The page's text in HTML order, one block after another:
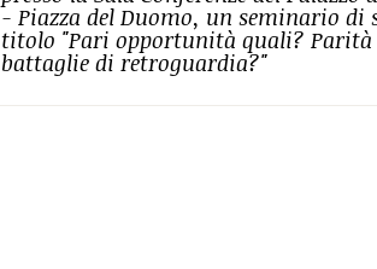
- Piazza del Duomo, un seminario di
titolo "Pari opportunità quali? Parità
battaglie di retroguardia?"